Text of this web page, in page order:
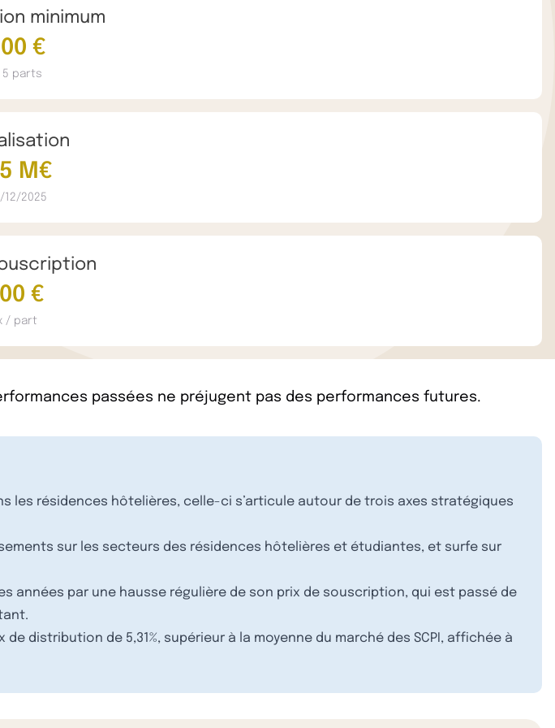
minimum
€
5 parts
M€
12/2025
€
/ part
passées ne préjugent pas des performances futures.
les résidences hôtelières, celle-ci s’articule autour de trois axes stratégiques
sur les secteurs des résidences hôtelières et étudiantes, et surfe sur
années par une hausse régulière de son prix de souscription, qui est passé de
distribution de 5,31%, supérieur à la moyenne du marché des SCPI, affichée à